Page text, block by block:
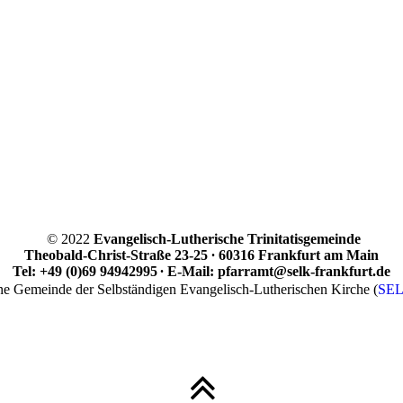
© 2022 Evangelisch-Lutherische Trinitatisgemeinde
Theobald-Christ-Straße 23-25 ∙ 60316 Frankfurt am Main
Tel: +49 (0)69 94942995∙ E-Mail: pfarramt@selk-frankfurt.de
Gemeinde der Selbständigen Evangelisch-Lutherischen Kirche (